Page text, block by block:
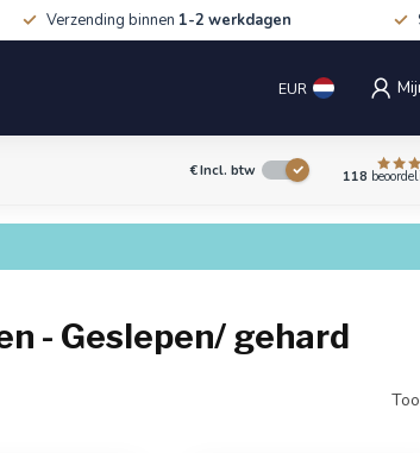
Verzending binnen 1-2 werkdagen
EUR
€Incl. btw 118
- Geslepen/ gehard